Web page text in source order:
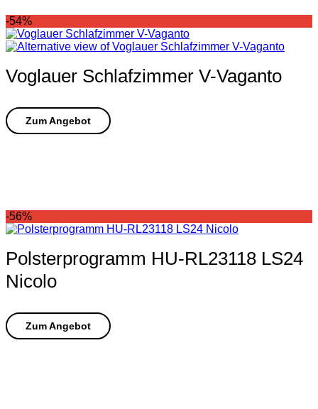
-54%
Voglauer Schlafzimmer V-Vaganto
-56%
Polsterprogramm HU-RL23118 LS24
Nicolo